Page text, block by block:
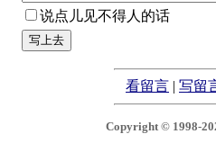
说点儿见不得人的话
看留言 | 写留
Copyright © 1998-